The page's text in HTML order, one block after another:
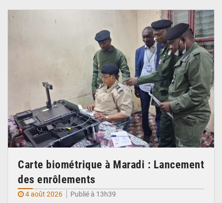
Carte biométrique à Maradi : Lancement
des enrôlements
4 août 2026 Publié à 13h39